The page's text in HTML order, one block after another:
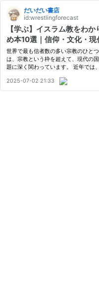
だいだい書店
id:wrestlingforecast
【学ぶ】イスラム教をわ
め本10選｜信仰・文化・
世界で最も信者数の多い宗教のひと
は、宗教という枠を超えて、現代の
題に深く関わっています。 近年では
かれた現実がメディアを通じて注目
日…
2025-07-02 21:33